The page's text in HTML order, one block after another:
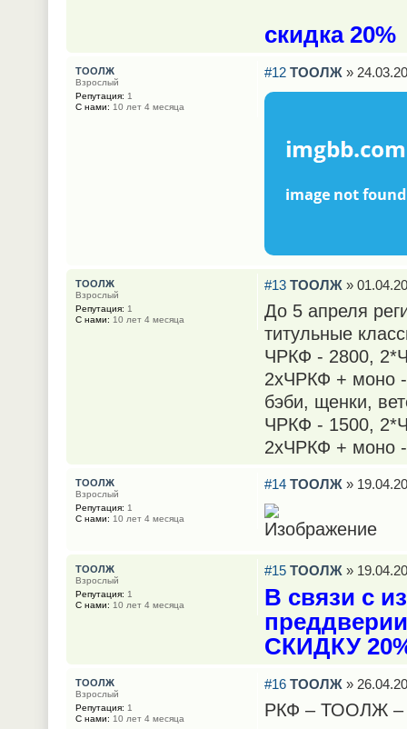
скидка 20%
#12 ТООЛЖ »
ТООЛЖ
Взрослый
Репутация: 1
С нами: 10 лет 4 месяца
#13 ТООЛЖ »
До 5 апреля
титульные
ЧРКФ - 2800,
2хЧРКФ + моно
бэби, щенки,
ЧРКФ - 1500,
2хЧРКФ + моно
ТООЛЖ
Взрослый
Репутация: 1
С нами: 10 лет 4 месяца
#14 ТООЛЖ »
ТООЛЖ
Взрослый
Репутация: 1
С нами: 10 лет 4 месяца
#15 ТООЛЖ »
В связи с
СКИДКУ
ТООЛЖ
Взрослый
Репутация: 1
С нами: 10 лет 4 месяца
#16 ТООЛЖ »
РКФ – ТООЛЖ –
ТООЛЖ
Взрослый
Репутация: 1
С нами: 10 лет 4 месяца